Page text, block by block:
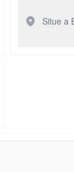
Situe a